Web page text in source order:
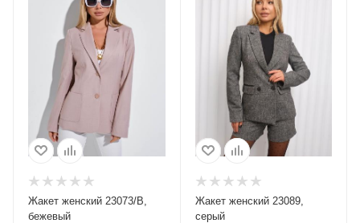
Жакет женский 23073/В,
бежевый
Жакет женский 23089,
серый